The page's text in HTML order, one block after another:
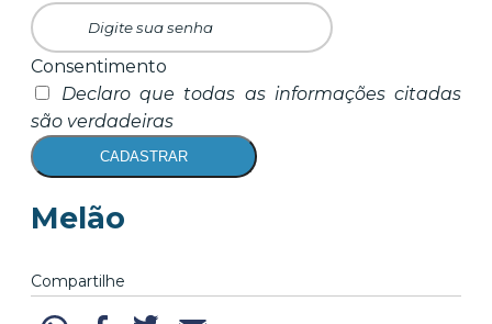
Consentimento
Declaro que todas as informações citadas
são verdadeiras
CADASTRAR
Melão
Compartilhe